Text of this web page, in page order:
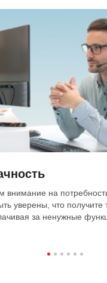
на
уверены, что получите
за ненужные